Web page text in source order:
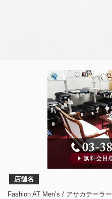
店舗名
Fashion AT Men’s / アサカテーラー